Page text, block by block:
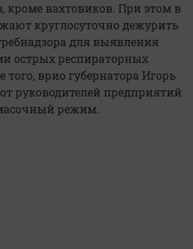
кроме вахтовиков. При этом в
круглосуточно дежурить
для выявления
острых респираторных
того, врио губернатора Игорь
от руководителей предприятий
режим.